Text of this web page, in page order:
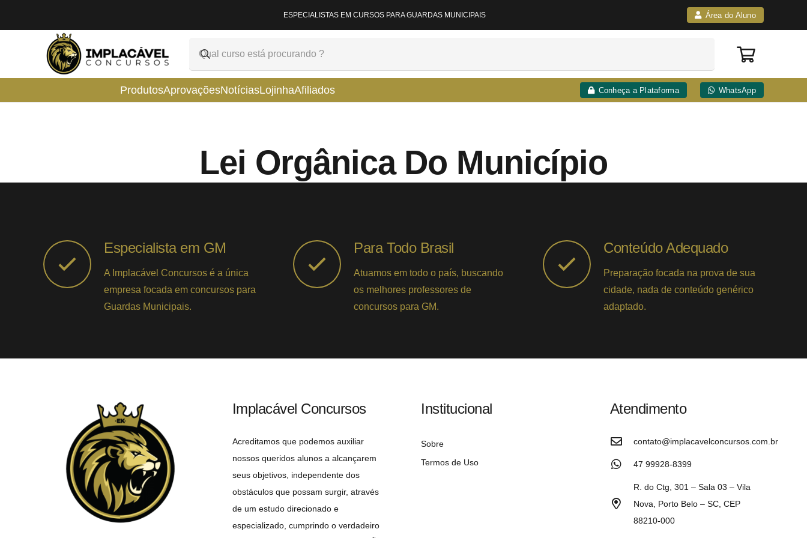
ESPECIALISTAS EM CURSOS PARA GUARDAS MUNICIPAIS Área do Aluno
ProdutosAprovaçõesNotíciasLojinhaAfiliados Conheça a Plataforma WhatsApp
Lei Orgânica Do Município
Especialista em GM
A Implacável Concursos é a única
empresa focada em concursos para
Guardas Municipais.
Para Todo Brasil
Atuamos em todo o país, buscando
os melhores professores de
concursos para GM.
Conteúdo Adequado
Preparação focada na prova de sua
cidade, nada de conteúdo genérico
adaptado.
Implacável Concursos
Acreditamos que podemos auxiliar
nossos queridos alunos a alcançarem
seus objetivos, independente dos
obstáculos que possam surgir, através
de um estudo direcionado e
especializado, cumprindo o verdadeiro
Institucional
Sobre
Termos de Uso
Atendimento
contato@implacavelconcursos.com.br
47 99928-8399
R. do Ctg, 301 – Sala 03 – Vila
Nova, Porto Belo – SC, CEP
88210-000